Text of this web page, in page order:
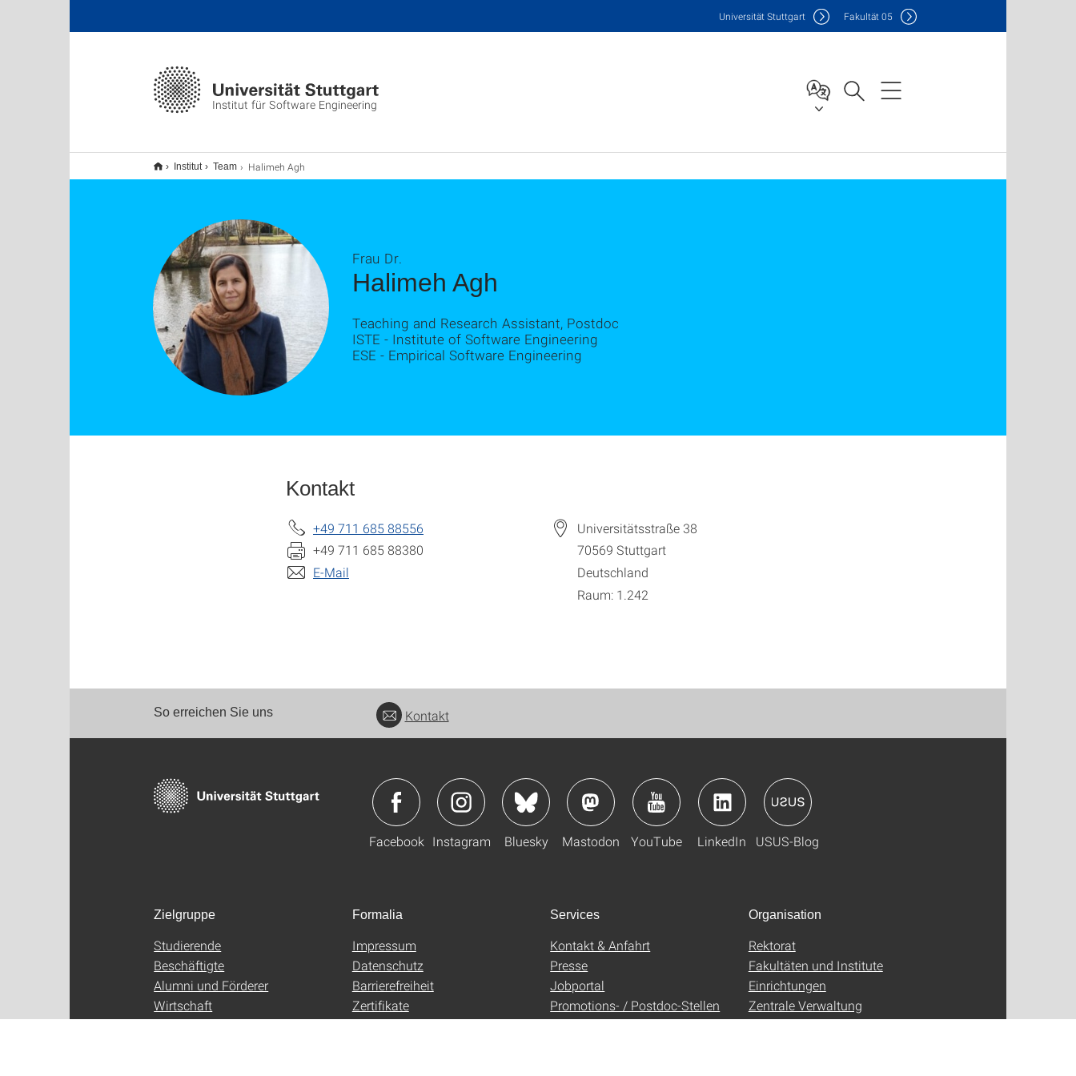
Institut für Software Engineering
Universität Stuttgart Fakultät05
Institut Team Halimeh Agh
Halimeh Agh
Frau Dr.
Teaching and Research Assistant, Postdoc
ISTE - Institute of Software Engineering
ESE - Empirical Software Engineering
Kontakt
+49 711 685 88556
+49 711 685 88380
E-Mail
Universitätsstraße 38
70569 Stuttgart
Deutschland
Raum: 1.242
So erreichen Sie uns Kontakt
Facebook Instagram Bluesky Mastodon YouTube LinkedIn USUS-Blog
Zielgruppe
Studierende
Beschäftigte
Alumni und Förderer
Wirtschaft
Formalia
Impressum
Datenschutz
Barrierefreiheit
Zertifikate
Services
Kontakt & Anfahrt
Presse
Jobportal
Promotions- / Postdoc-Stellen
Organisation
Rektorat
Fakultäten und Institute
Einrichtungen
Zentrale Verwaltung